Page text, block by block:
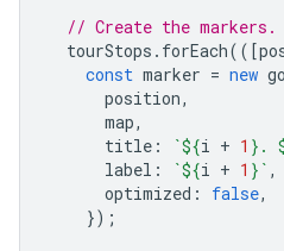
// Create the markers.
tourStops . forEach(([
const marker = new
position,
map,
title : `${i + 1 } .
label : `${i + 1 } ` ,
optimized : false,
});